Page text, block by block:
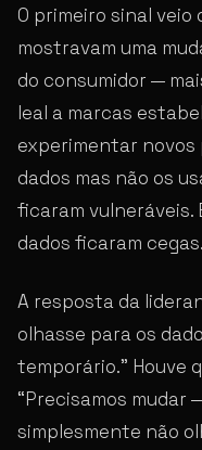
O primeiro sinal veio
mostravam uma
do consumidor —
leal a marcas
experimentar novos
dados mas não os
ficaram vulneráveis.
dados ficaram cegas.
A resposta da
olhasse para os
temporário.” Houve
“Precisamos mudar
simplesmente não